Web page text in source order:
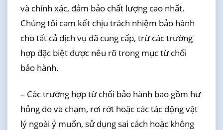
và chính xác, đảm bảo chất lượng cao nhất.
Chúng tôi cam kết chịu trách nhiệm bảo hành
cho tất cả dịch vụ đã cung cấp, trừ các trường
hợp đặc biệt được nêu rõ trong mục từ chối
bảo hành.
– Các trường hợp từ chối bảo hành bao gồm hư
hỏng do va chạm, rơi rớt hoặc các tác động vật
lý ngoài ý muốn, sử dụng sai cách hoặc không